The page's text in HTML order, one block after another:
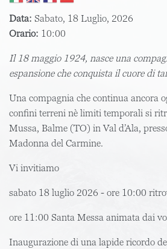
Data: Sabato, 18 Luglio, 2026
Orario: 10:00
Il 18 maggio 1924, nasce una
espansione che conquista il cuore di
Una compagnia che continua ancora
confini terreni nè limiti temporali si
Mussa, Balme (TO) inVal d’Ala,
Madonna del Carmine.
Vi invitiamo
sabato 18 luglio 2026 - ore 10:00
ore 11:00 Santa Messa animata dai
Inaugurazione di una lapide ricordo